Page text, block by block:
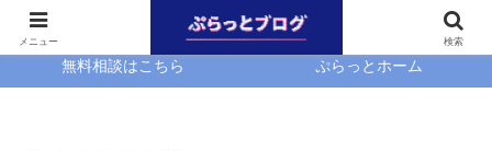
無料相談はこちら ぷらっとホーム
メニュー 検索